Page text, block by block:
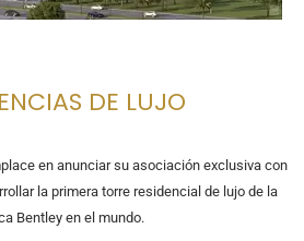
DE LUJO
en anunciar su asociación exclusiva con
la primera torre residencial de lujo de la
Bentley en el mundo.